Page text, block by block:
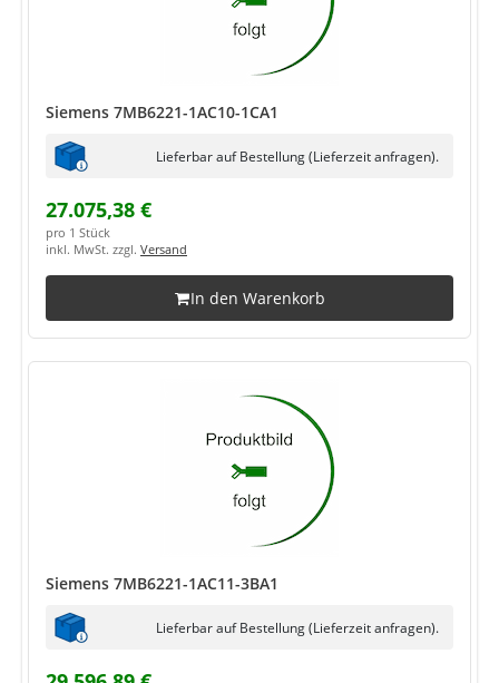
Siemens 7MB6221-1AC10-1CA1
Lieferbar auf Bestellung (Lieferzeit anfragen).
27.075,38 €
pro 1 Stück
inkl. MwSt. zzgl. Versand
In den Warenkorb
Siemens 7MB6221-1AC11-3BA1
Lieferbar auf Bestellung (Lieferzeit anfragen).